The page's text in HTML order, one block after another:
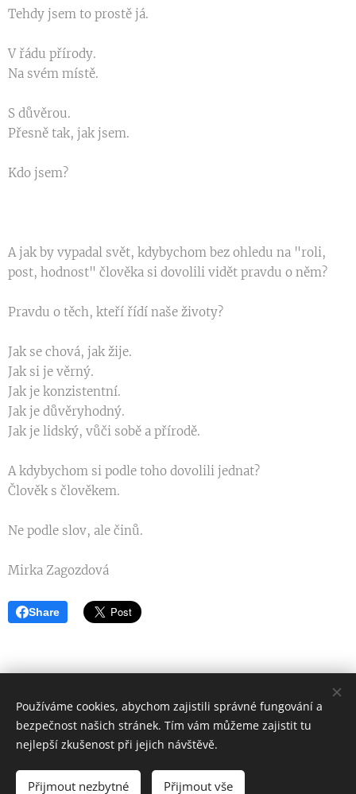
Tehdy jsem to prostě já.
V řádu přírody.
Na svém místě.
S důvěrou.
Přesně tak, jak jsem.
Kdo jsem?
A jak by vypadal svět, kdybychom bez ohledu na "roli,
post, hodnost" člověka si dovolili vidět pravdu o něm?
Pravdu o těch, kteří řídí naše životy?
Jak se chová, jak žije.
Jak si je věrný.
Jak je konzistentní.
Jak je důvěryhodný.
Jak je lidský, vůči sobě a přírodě.
A kdybychom si podle toho dovolili jednat?
Člověk s člověkem.
Ne podle slov, ale činů.
Mirka Zagozdová
Share
Tělo je Bohem
Všechna práva vyhrazena 2016 - 2026
Používáme cookies, abychom zajistili správné fungování a
bezpečnost našich stránek. Tím vám můžeme zajistit tu
nejlepší zkušenost při jejich návštěvě.
Přijmout nezbytné Přijmout vše